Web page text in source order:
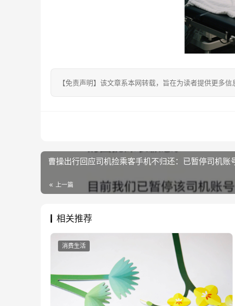
【免责声明】该文章系本网转载，旨在为读者提供更多
曹操出行回应司机捡乘客手机不归还：已暂停司机账
上一篇
相关推荐
消费生活